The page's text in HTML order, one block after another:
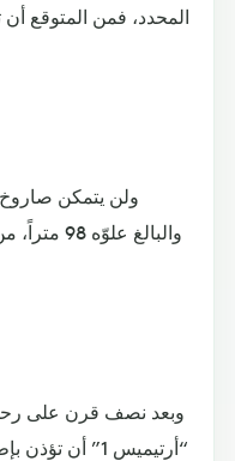
المحدد، فمن المتوقع أن
ولن يتمكن
والبالغ
وبعد نصف قرن على
“أرتيميس 1” أن